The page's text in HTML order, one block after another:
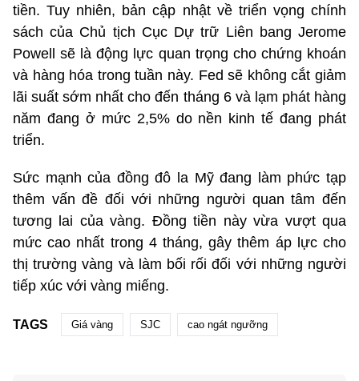
tiền. Tuy nhiên, bản cập nhật về triển vọng chính
sách của Chủ tịch Cục Dự trữ Liên bang Jerome
Powell sẽ là động lực quan trọng cho chứng khoán
và hàng hóa trong tuần này. Fed sẽ không cắt giảm
lãi suất sớm nhất cho đến tháng 6 và lạm phát hàng
năm đang ở mức 2,5% do nền kinh tế đang phát
triển.
Sức mạnh của đồng đô la Mỹ đang làm phức tạp
thêm vấn đề đối với những người quan tâm đến
tương lai của vàng. Đồng tiền này vừa vượt qua
mức cao nhất trong 4 tháng, gây thêm áp lực cho
thị trường vàng và làm bối rối đối với những người
tiếp xúc với vàng miếng.
TAGS Giá vàng SJC cao ngát ngưỡng